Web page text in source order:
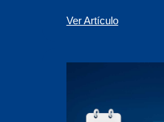
Ver Artículo